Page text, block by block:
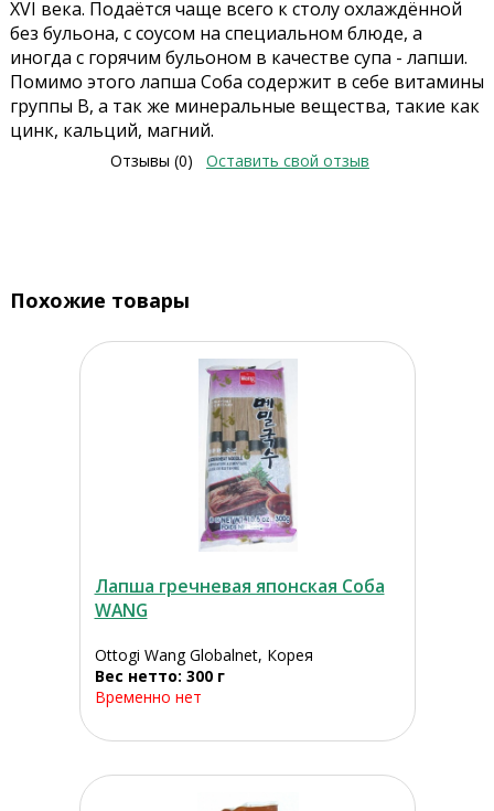
XVI века. Подаётся чаще всего к столу охлаждённой
без бульона, с соусом на специальном блюде, а
иногда с горячим бульоном в качестве супа - лапши.
Помимо этого лапша Соба содержит в себе витамины
группы В, а так же минеральные вещества, такие как
цинк, кальций, магний.
Отзывы (0) Оставить свой отзыв
Похожие товары
Лапша гречневая японская Соба
WANG
Ottogi Wang Globalnet, Корея
Вес нетто: 300 г
Временно нет